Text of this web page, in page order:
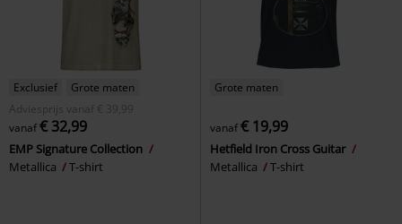
Exclusief
Grote maten
Adviesprijs
vanaf € 39,99
vanaf€ 32,99
EMP Signature Collection
Metallica
T-shirt
Grote maten
vanaf€ 19,99
Hetfield Iron Cross Guitar
Metallica
T-shirt